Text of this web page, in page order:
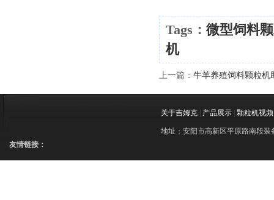
Tags： 微型饲料
机
上一篇： 牛羊养殖饲料颗粒机
关于吉姆克 产品展示 颗粒机视频
地址：安阳市高新区平原路南段装
友情链接：